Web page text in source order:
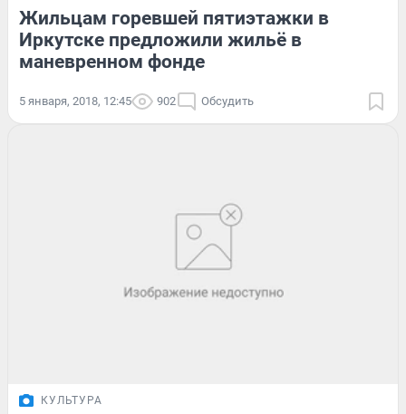
Жильцам горевшей пятиэтажки в
Иркутске предложили жильё в
маневренном фонде
5 января, 2018, 12:45 902 Обсудить
КУЛЬТУРА